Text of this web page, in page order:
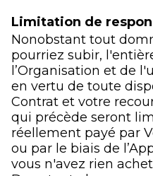
Limitation de
Nonobstant tout
pourriez subir,
l’Organisation et de
en vertu de toute
Contrat et votre
qui précède seront
réellement payé par
ou par le biais de
vous n'avez rien